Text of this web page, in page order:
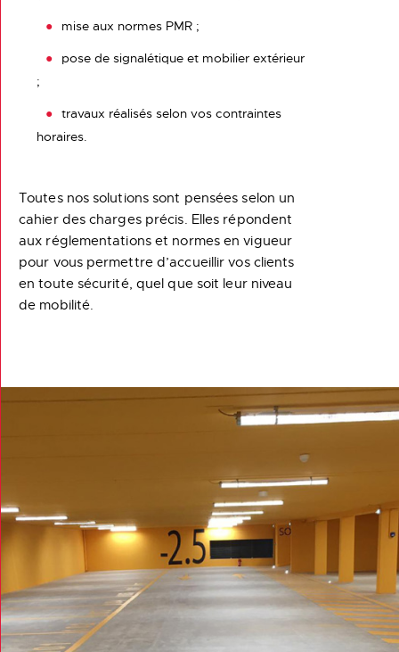
mise aux normes PMR ;
pose de signalétique et mobilier extérieur
;
travaux réalisés selon vos contraintes
horaires.
Toutes nos solutions sont pensées selon un
cahier des charges précis. Elles répondent
aux réglementations et normes en vigueur
pour vous permettre d’accueillir vos clients
en toute sécurité, quel que soit leur niveau
de mobilité.